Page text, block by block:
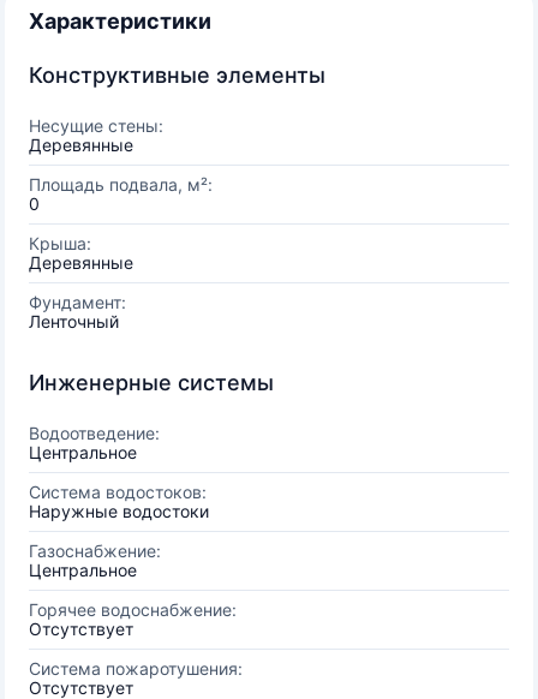
Характеристики
Конструктивные элементы
Несущие стены:
Деревянные
Площадь подвала, м²:
0
Крыша:
Деревянные
Фундамент:
Ленточный
Инженерные системы
Водоотведение:
Центральное
Система водостоков:
Наружные водостоки
Газоснабжение:
Центральное
Горячее водоснабжение:
Отсутствует
Система пожаротушения:
Отсутствует